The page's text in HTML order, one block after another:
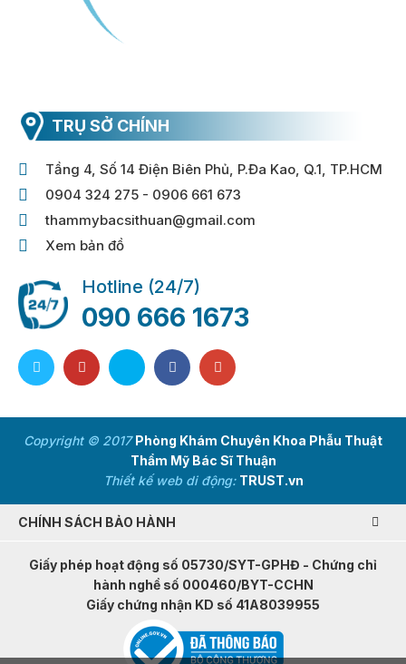
TRỤ SỞ CHÍNH
Tầng 4, Số 14 Điện Biên Phủ, P.Đa Kao, Q.1, TP.HCM
0904 324 275 - 0906 661 673
thammybacsithuan@gmail.com
Xem bản đồ
Hotline (24/7)
090 666 1673
Copyright © 2017Phòng Khám Chuyên Khoa Phẫu Thuật
Thẩm Mỹ Bác Sĩ Thuận
Thiết kế web di động: TRUST.vn
CHÍNH SÁCH BẢO HÀNH
Giấy phép hoạt động số 05730/SYT-GPHĐ - Chứng chỉ
hành nghề số 000460/BYT-CCHN
Giấy chứng nhận KD số 41A8039955